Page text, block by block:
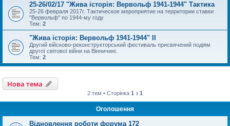
25-26/02/17 "Жива історія: Вервольф 1941-1944" Тактика
25-26 февраля 2017г. Тактическое мероприятие на территории ставки
"Вервольф" по 1944-му году
Тем: 2
"Жива історія: Вервольф 1941-1944" ІІ
Другий війсково-реконструкторський фестиваль присвячений подіям
другої світової війни на Вінничині.
Тем: 2
Нова тема
2 тем • Сторінка 1 з 1
Оголошення
Відновлення роботи форума 172